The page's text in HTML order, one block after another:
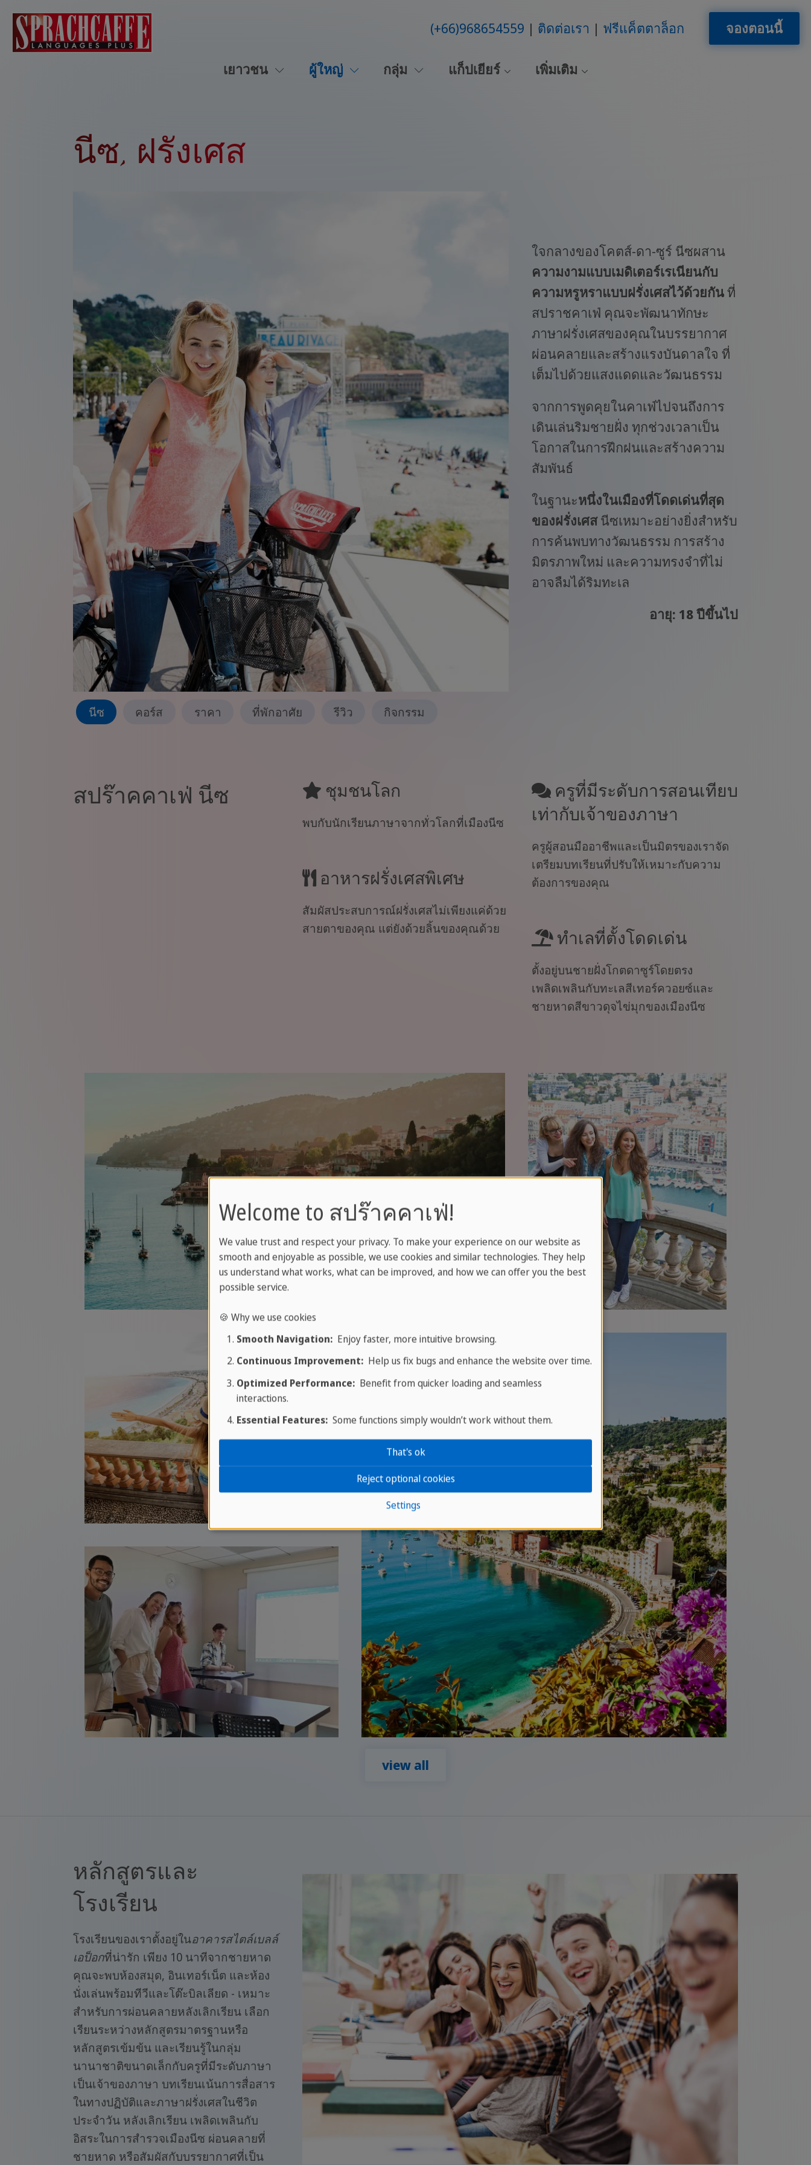
(+66)968654559 ติดต่อเรา ฟรีแค็ตตาล็อก จองตอนนี้
เยาวชน ผู้ใหญ่ กลุ่ม แก็ปเยียร์ เพิ่มเติม
นีซ, ฝรั่งเศส
ใจกลางของโคตส์-ดา-ซูร์ นีซผสาน
ความงามแบบเมดิเตอร์เรเนียนกับ
ความหรูหราแบบฝรั่งเศสไว้ด้วยกันที่
สปราชคาเฟ่ คุณจะพัฒนาทักษะ
ภาษาฝรั่งเศสของคุณในบรรยากาศ
ผ่อนคลายและสร้างแรงบันดาลใจ ที่
เต็มไปด้วยแสงแดดและวัฒนธรรม
จากการพูดคุยในคาเฟ่ไปจนถึงการ
เดินเล่นริมชายฝั่ง ทุกช่วงเวลาเป็น
โอกาสในการฝึกฝนและสร้างความ
สัมพันธ์
ในฐานะหนึ่งในเมืองที่โดดเด่นที่สุด
ของฝรั่งเศสนีซเหมาะอย่างยิ่งสำหรับ
การค้นพบทางวัฒนธรรม การสร้าง
มิตรภาพใหม่ และความทรงจำที่ไม่
อาจลืมได้ริมทะเล
อายุ: 18 ปีขึ้นไป
นีซ คอร์ส ราคา ที่พักอาศัย รีวิว กิจกรรม
สปร๊าคคาเฟ่ นีซ ชุมชนโลก
พบกับนักเรียนภาษาจากทั่วโลกที่เมืองนีซ
อาหารฝรั่งเศสพิเศษ
สัมผัสประสบการณ์ฝรั่งเศสไม่เพียงแค่ด้วย
สายตาของคุณ แต่ยังด้วยลิ้นของคุณด้วย
ครูที่มีระดับการสอนเทียบ
เท่ากับเจ้าของภาษา
ครูผู้สอนมืออาชีพและเป็นมิตรของเราจัด
เตรียมบทเรียนที่ปรับให้เหมาะกับความ
ต้องการของคุณ
ทำเลที่ตั้งโดดเด่น
ตั้งอยู่บนชายฝั่งโกตดาซูร์โดยตรง
เพลิดเพลินกับทะเลสีเทอร์ควอยซ์และ
ชายหาดสีขาวดุจไข่มุกของเมืองนีซ
view all
หลักสูตรและ
โรงเรียน
โรงเรียนของเราตั้งอยู่ในอาคารสไตล์เบลล์
เอป็อกที่น่ารัก เพียง 10 นาทีจากชายหาด
คุณจะพบห้องสมุด, อินเทอร์เน็ต และห้อง
นั่งเล่นพร้อมทีวีและโต๊ะบิลเลียด - เหมาะ
สำหรับการผ่อนคลายหลังเลิกเรียน เลือก
เรียนระหว่างหลักสูตรมาตรฐานหรือ
หลักสูตรเข้มข้น และเรียนรู้ในกลุ่ม
นานาชาติขนาดเล็กกับครูที่มีระดับภาษา
เป็นเจ้าของภาษา บทเรียนเน้นการสื่อสาร
ในทางปฏิบัติและภาษาฝรั่งเศสในชีวิต
ประจำวัน หลังเลิกเรียน เพลิดเพลินกับ
อิสระในการสำรวจเมืองนีซ ผ่อนคลายที่
ชายหาด หรือสัมผัสกับบรรยากาศที่เป็น
Welcome to สปร๊าคคาเฟ่!
We value trust and respect your privacy. To make your experience on our website as
smooth and enjoyable as possible, we use cookies and similar technologies. They help
us understand what works, what can be improved, and how we can offer you the best
possible service.
🍪 Why we use cookies
Smooth Navigation:Enjoy faster, more intuitive browsing.
Continuous Improvement:Help us fix bugs and enhance the website over time.
Optimized Performance:Benefit from quicker loading and seamless
interactions.
Essential Features:Some functions simply wouldn’t work without them.
Settings
Reject optional cookies
That's ok